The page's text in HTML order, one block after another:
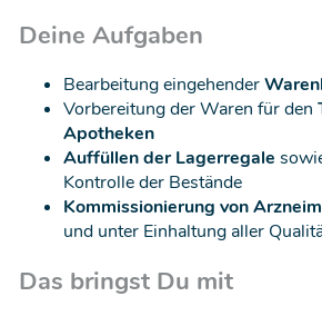
Deine Aufgaben
Bearbeitung eingehender
Vorbereitung der Waren für den
Apotheken
Auffüllen der Lagerregale
Kontrolle der Bestände
Kommissionierung von
und unter Einhaltung aller
Das bringst Du mit